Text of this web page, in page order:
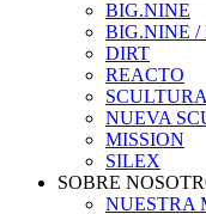
BIG.NINE
BIG.NINE /
DIRT
REACTO
SCULTURA
NUEVA
MISSION
SILEX
SOBRE
NUESTRA